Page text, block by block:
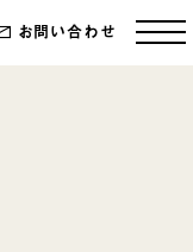
お問い合わせ